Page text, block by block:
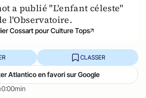
a publié "L'enfant céleste"
l'Observatoire.
Cossart pour Culture Tops
0:00min
CLASSER
Atlantico en favori sur Google